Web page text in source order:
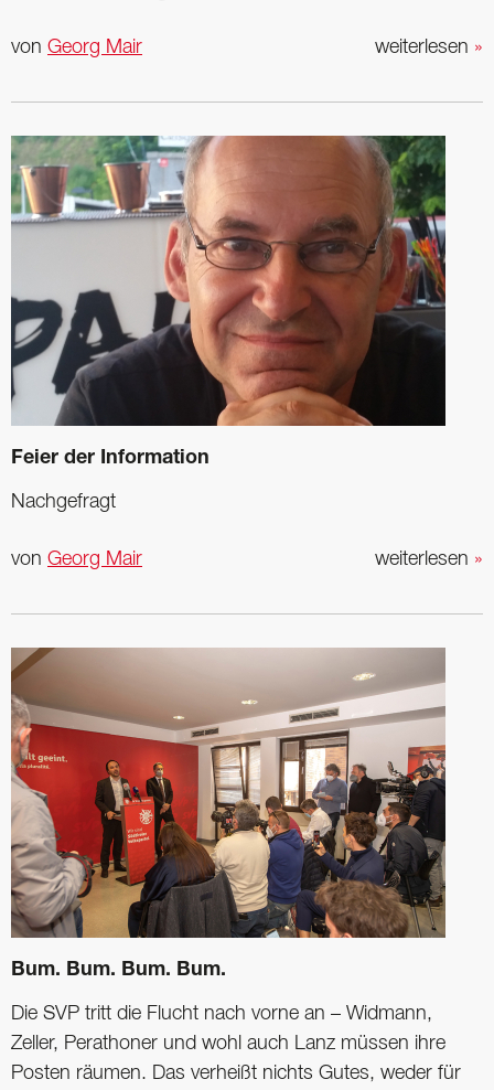
weiterlesen »
von Georg Mair
Feier der Information
Nachgefragt
weiterlesen »
von Georg Mair
Bum. Bum. Bum. Bum.
Die SVP tritt die Flucht nach vorne an – Widmann,
Zeller, Perathoner und wohl auch Lanz müssen ihre
Posten räumen. Das verheißt nichts Gutes, weder für